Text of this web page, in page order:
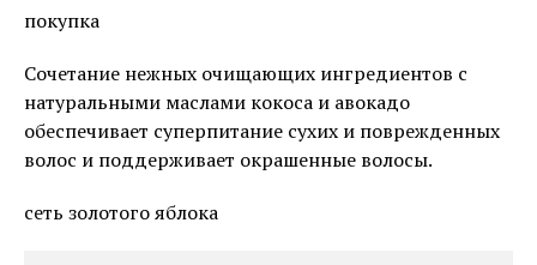
покупка
Сочетание нежных очищающих ингредиентов с
натуральными маслами кокоса и авокадо
обеспечивает суперпитание сухих и поврежденных
волос и поддерживает окрашенные волосы.
сеть золотого яблока